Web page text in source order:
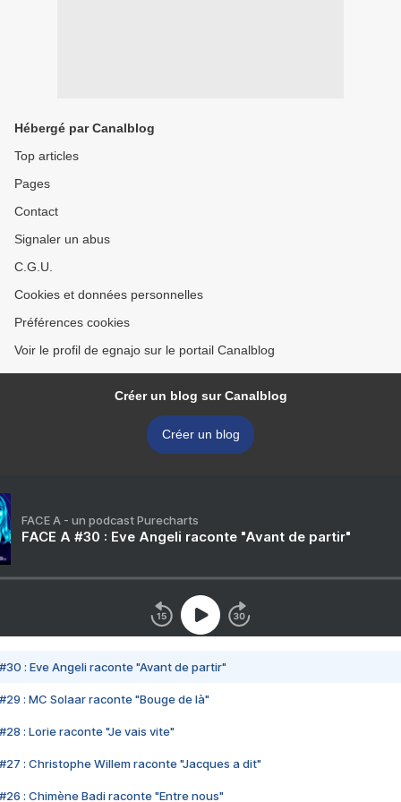
Hébergé par Canalblog
Top articles
Pages
Contact
Signaler un abus
C.G.U.
Cookies et données personnelles
Préférences cookies
Voir le profil de egnajo sur le portail Canalblog
Créer un blog sur Canalblog
Créer un blog
FACE A - un podcast Purecharts
FACE A #30 : Eve Angeli raconte "Avant de partir"
#30 : Eve Angeli raconte "Avant de partir"
#29 : MC Solaar raconte "Bouge de là"
#28 : Lorie raconte "Je vais vite"
#27 : Christophe Willem raconte "Jacques a dit"
#26 : Chimène Badi raconte "Entre nous"